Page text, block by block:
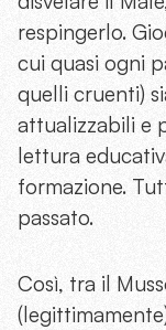
respingerlo.
cui quasi ogni
quelli cruenti)
attualizzabili e
lettura
formazione.
passato.
Così, tra il